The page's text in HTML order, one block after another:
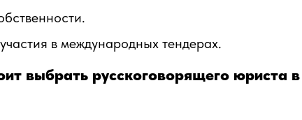
в международных тендерах.
выбрать русскоговорящего юриста в